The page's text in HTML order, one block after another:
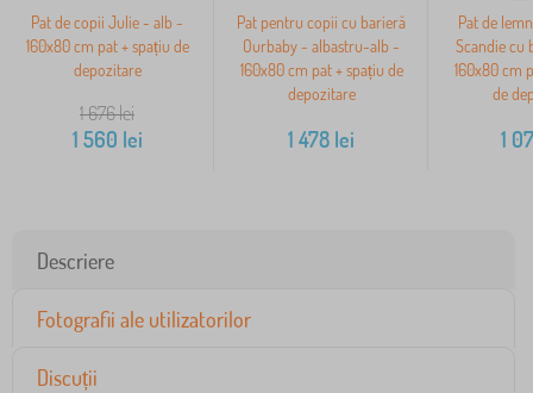
Pat de copii Julie - alb -
160x80 cm pat + spațiu de
depozitare
1 676lei
1 560 lei
Pat pentru copii cu barieră
Ourbaby - albastru-alb -
160x80 cm pat + spațiu de
depozitare
1 478 lei
Pat de
Scandie cu
160x80 cm
de
1
Descriere
Fotografii ale utilizatorilor
Discuții